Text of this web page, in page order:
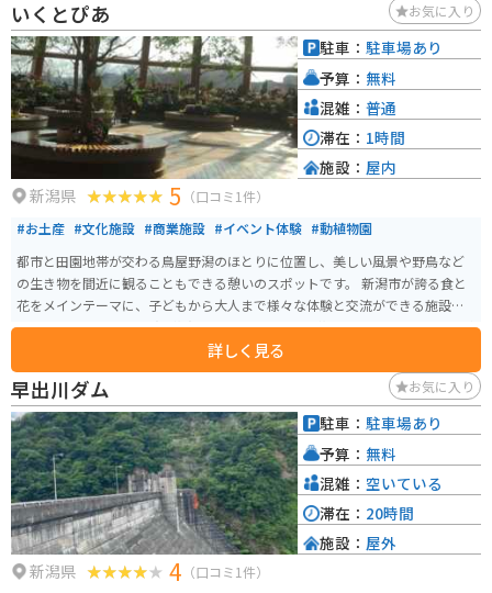
いくとぴあ お気に入り
新潟県 5 （口コミ1件）
#お土産 #文化施設 #商業施設 #イベント体験 #動植物園
都市と田園地帯が交わる鳥屋野潟のほとりに位置し、美しい風景や野鳥など
の生き物を間近に観ることもできる憩いのスポットです。 新潟市が誇る食と
花をメインテーマに、子どもから大人まで様々な体験と交流ができる施設が
そろっています。 「食育･花育センター」は「食と花」を一体的に学ぶことが
ース、年齢に合わせた遊びができるスペース、親子が集まって交流できる憩
いの場が用意されています。 「動物ふれあいセンター」はアルパカ、カピバ
ラ、ヤギ、ヒツジ、ウサギなどの動物が飼育されています。 「食と花の交流
センターエリア」はマーケット、レストランがあります。
詳しく見る
駐車： 駐車場あり
予算： 無料
混雑： 普通
滞在： 1時間
施設： 屋内
早出川ダム お気に入り
新潟県 4 （口コミ1件）
駐車： 駐車場あり
予算： 無料
混雑： 空いている
滞在： 20時間
施設： 屋外